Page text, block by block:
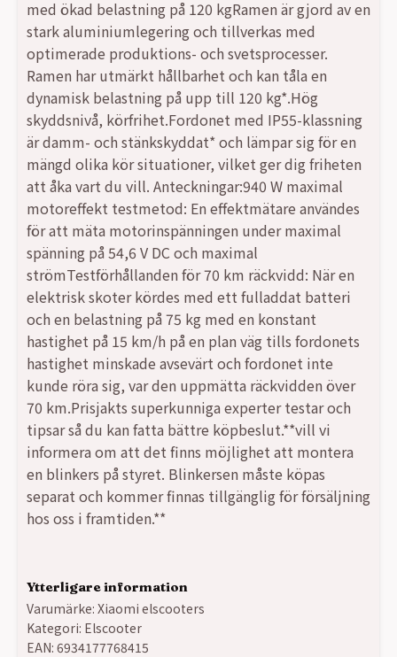
med ökad belastning på 120 kgRamen är gjord av en
stark aluminiumlegering och tillverkas med
optimerade produktions- och svetsprocesser.
Ramen har utmärkt hållbarhet och kan tåla en
dynamisk belastning på upp till 120 kg*.Hög
skyddsnivå, körfrihet.Fordonet med IP55-klassning
är damm- och stänkskyddat* och lämpar sig för en
mängd olika kör situationer, vilket ger dig friheten
att åka vart du vill. Anteckningar:940 W maximal
motoreffekt testmetod: En effektmätare användes
för att mäta motorinspänningen under maximal
spänning på 54,6 V DC och maximal
strömTestförhållanden för 70 km räckvidd: När en
elektrisk skoter kördes med ett fulladdat batteri
och en belastning på 75 kg med en konstant
hastighet på 15 km/h på en plan väg tills fordonets
hastighet minskade avsevärt och fordonet inte
kunde röra sig, var den uppmätta räckvidden över
70 km.Prisjakts superkunniga experter testar och
tipsar så du kan fatta bättre köpbeslut.**vill vi
informera om att det finns möjlighet att montera
en blinkers på styret. Blinkersen måste köpas
separat och kommer finnas tillgänglig för försäljning
hos oss i framtiden.**
Ytterligare information
Varumärke: Xiaomi elscooters
Kategori: Elscooter
EAN: 6934177768415